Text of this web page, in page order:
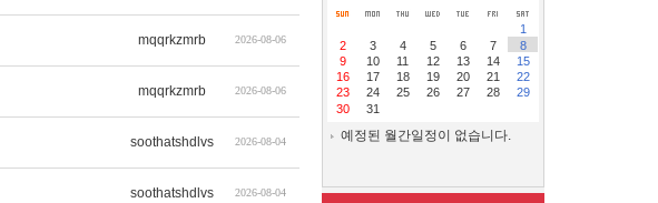
mqqrkzmrb 2026-08-06
mqqrkzmrb 2026-08-06
soothatshdlvs 2026-08-04
soothatshdlvs 2026-08-04
1
2
3 4 5 6 7
8
9
10 11 12 13 14
15
16
17 18 19 20 21
22
23
24 25 26 27 28
29
30
31
예정된 월간일정이 없습니다.